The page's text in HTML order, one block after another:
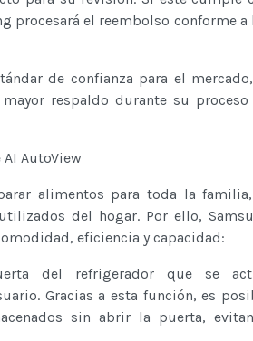
procesará el reembolso conforme a
de confianza para el
respaldo durante su proceso
AutoView
alimentos para toda la
del hogar. Por ello,
eficiencia y capacidad:
del refrigerador que se
Gracias a esta función, es
sin abrir la puerta,